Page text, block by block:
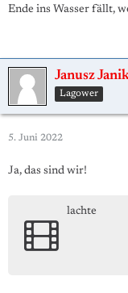
Ende ins Wasser fällt,
Janusz
Lagower
5. Juni 2022
Ja, das sind wir!
lachte